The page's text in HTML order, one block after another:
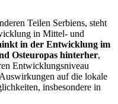
Teilen Serbiens, steht
in Mittel- und
in der Entwicklung im
Osteuropas hinterher,
Entwicklungsniveau
auf die lokale
insbesondere in